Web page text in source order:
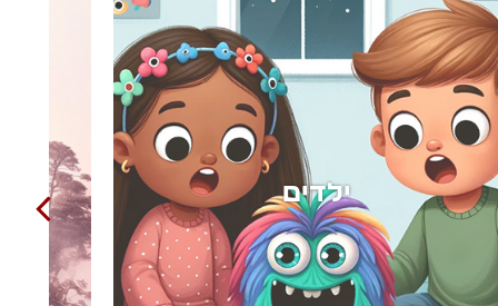
מועדון קריאה